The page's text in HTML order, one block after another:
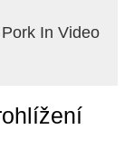
In Video